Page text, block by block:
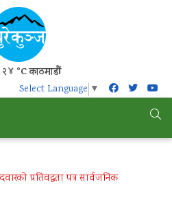
२४ °C काठमाडौं
Select Language ▼
प्रतिवद्धता पत्र सार्वजनिक